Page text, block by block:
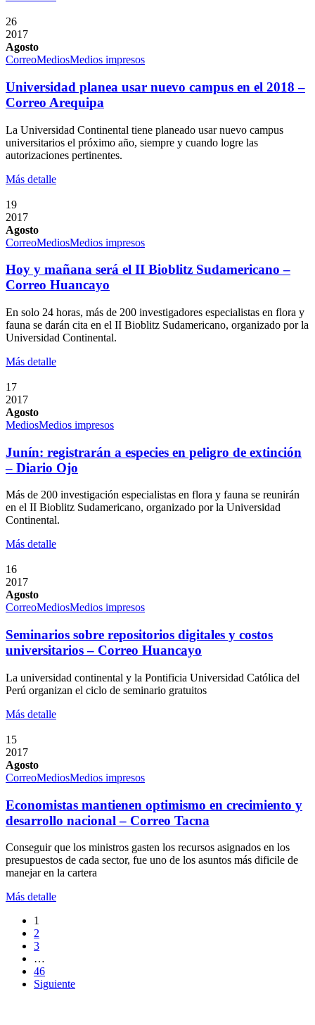
26
2017
Agosto
CorreoMediosMedios impresos
Universidad planea usar nuevo campus en el 2018 –
Correo Arequipa
La Universidad Continental tiene planeado usar nuevo campus
universitarios el próximo año, siempre y cuando logre las
autorizaciones pertinentes.
Más detalle
19
2017
Agosto
CorreoMediosMedios impresos
Hoy y mañana será el II Bioblitz Sudamericano –
Correo Huancayo
En solo 24 horas, más de 200 investigadores especialistas en flora y
fauna se darán cita en el II Bioblitz Sudamericano, organizado por la
Universidad Continental.
Más detalle
17
2017
Agosto
MediosMedios impresos
Junín: registrarán a especies en peligro de extinción
– Diario Ojo
Más de 200 investigación especialistas en flora y fauna se reunirán
en el II Bioblitz Sudamericano, organizado por la Universidad
Continental.
Más detalle
16
2017
Agosto
CorreoMediosMedios impresos
Seminarios sobre repositorios digitales y costos
universitarios – Correo Huancayo
La universidad continental y la Pontificia Universidad Católica del
Perú organizan el ciclo de seminario gratuitos
Más detalle
15
2017
Agosto
CorreoMediosMedios impresos
Economistas mantienen optimismo en crecimiento y
desarrollo nacional – Correo Tacna
Conseguir que los ministros gasten los recursos asignados en los
presupuestos de cada sector, fue uno de los asuntos más dificile de
manejar en la cartera
Más detalle
1
2
3
…
46
Siguiente